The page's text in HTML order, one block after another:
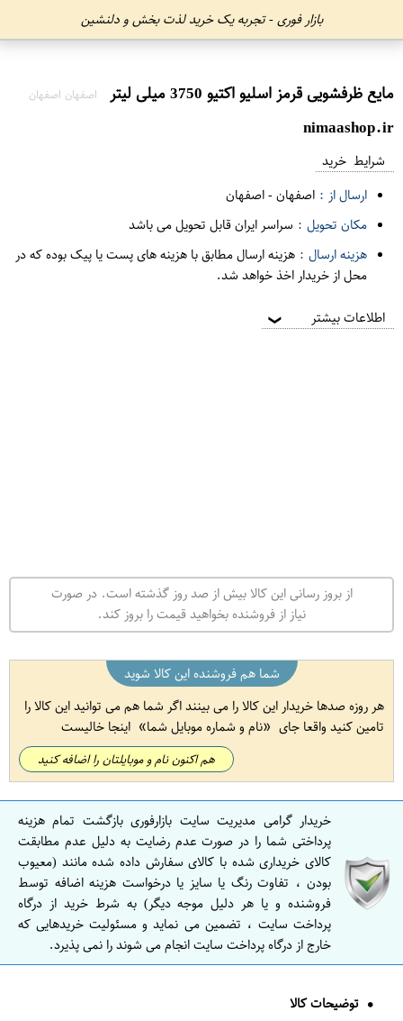
بازار فوری - تجربه یک خرید لذت بخش و دلنشین
مایع ظرفشویی قرمز اسلیو اکتیو 3750 میلی لیتر اصفهان اصفهان
nimaashop.ir
شرایط خرید
ارسال از : اصفهان-اصفهان
مکان تحویل : سراسر ایران قابل تحویل می باشد
هزینه ارسال : هزینه ارسال مطابق با هزینه های پست یا پیک بوده که در
محل از خریدار اخذ خواهد شد.
اطلاعات بیشتر ❯
از بروز رسانی این کالا بیش از صد روز گذشته است. در صورت
نیاز از فروشنده بخواهید قیمت را بروز کند.
شما هم فروشنده این کالا شوید
هر روزه صدها خریدار این کالا را می بینند اگر شما هم می توانید این کالا را
تامین کنید واقعا جای
نام و شماره موبایل شما اینجا خالیست
هم اکنون نام و موبایلتان را اضافه کنید
خریدار گرامی مدیریت سایت بازارفوری بازگشت تمام هزینه
پرداختی شما را در صورت عدم رضایت به دلیل عدم مطابقت
کالای خریداری شده با کالای سفارش داده شده مانند (معیوب
بودن ، تفاوت رنگ یا سایز یا درخواست هزینه اضافه توسط
فروشنده و یا هر دلیل موجه دیگر) به شرط خرید از درگاه
پرداخت سایت ، تضمین می نماید و مسئولیت خریدهایی که
خارج از درگاه پرداخت سایت انجام می شوند را نمی پذیرد.
توضیحات کالا